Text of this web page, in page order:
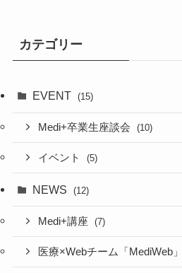
カテゴリー
EVENT (15)
Medi+卒業生座談会 (10)
イベント (5)
NEWS (12)
Medi+講座 (7)
医療×Webチーム「MediWeb」